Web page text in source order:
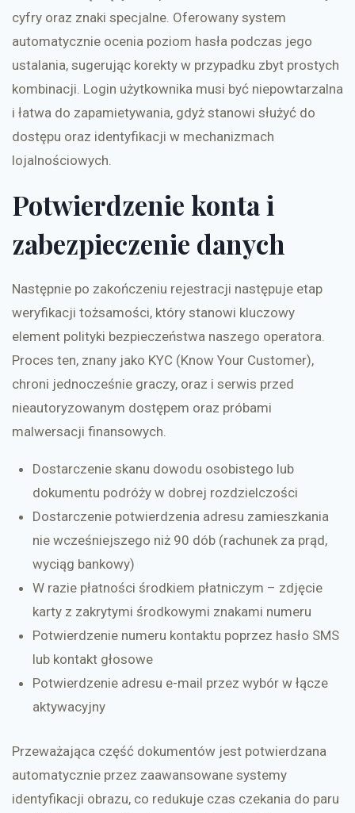
cyfry oraz znaki specjalne. Oferowany system
automatycznie ocenia poziom hasła podczas jego
ustalania, sugerując korekty w przypadku zbyt prostych
kombinacji. Login użytkownika musi być niepowtarzalna
i łatwa do zapamietywania, gdyż stanowi służyć do
dostępu oraz identyfikacji w mechanizmach
lojalnościowych.
Potwierdzenie konta i
zabezpieczenie danych
Następnie po zakończeniu rejestracji następuje etap
weryfikacji tożsamości, który stanowi kluczowy
element polityki bezpieczeństwa naszego operatora.
Proces ten, znany jako KYC (Know Your Customer),
chroni jednocześnie graczy, oraz i serwis przed
nieautoryzowanym dostępem oraz próbami
malwersacji finansowych.
Dostarczenie skanu dowodu osobistego lub
dokumentu podróży w dobrej rozdzielczości
Dostarczenie potwierdzenia adresu zamieszkania
nie wcześniejszego niż 90 dób (rachunek za prąd,
wyciąg bankowy)
W razie płatności środkiem płatniczym – zdjęcie
karty z zakrytymi środkowymi znakami numeru
Potwierdzenie numeru kontaktu poprzez hasło SMS
lub kontakt głosowe
Potwierdzenie adresu e-mail przez wybór w łącze
aktywacyjny
Przeważająca część dokumentów jest potwierdzana
automatycznie przez zaawansowane systemy
identyfikacji obrazu, co redukuje czas czekania do paru